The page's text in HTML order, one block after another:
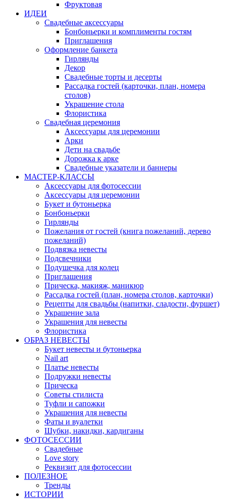
Фруктовая
ИДЕИ
Свадебные аксессуары
Бонбоньерки и комплименты гостям
Приглашения
Оформление банкета
Гирлянды
Декор
Свадебные торты и десерты
Рассадка гостей (карточки, план, номера
столов)
Украшение стола
Флористика
Свадебная церемония
Аксессуары для церемонии
Арки
Дети на свадьбе
Дорожка к арке
Свадебные указатели и баннеры
МАСТЕР-КЛАССЫ
Аксессуары для фотосессии
Аксессуары для церемонии
Букет и бутоньерка
Бонбоньерки
Гирлянды
Пожелания от гостей (книга пожеланий, дерево
пожеланий)
Подвязка невесты
Подсвечники
Подушечка для колец
Приглашения
Прическа, макияж, маникюр
Рассадка гостей (план, номера столов, карточки)
Рецепты для свадьбы (напитки, сладости, фуршет)
Украшение зала
Украшения для невесты
Флористика
ОБРАЗ НЕВЕСТЫ
Букет невесты и бутоньерка
Nail art
Платье невесты
Подружки невесты
Прическа
Советы стилиста
Туфли и сапожки
Украшения для невесты
Фаты и вуалетки
Шубки, накидки, кардиганы
ФОТОСЕССИИ
Свадебные
Love story
Реквизит для фотосессии
ПОЛЕЗНОЕ
Тренды
ИСТОРИИ